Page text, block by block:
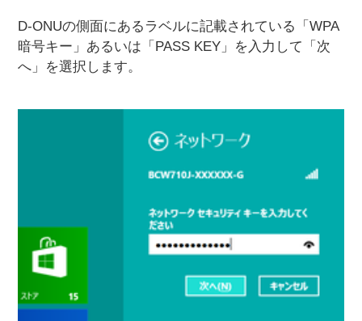
D-ONUの側面にあるラベルに記載されている「WPA
暗号キー」あるいは「PASS KEY」を入力して「次
へ」を選択します。